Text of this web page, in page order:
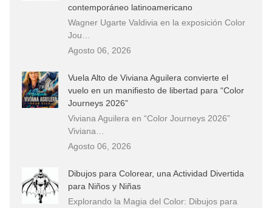
contemporáneo latinoamericano
Wagner Ugarte Valdivia en la exposición Color
Jou…
Agosto 06, 2026
Vuela Alto de Viviana Aguilera convierte el
vuelo en un manifiesto de libertad para “Color
Journeys 2026”
Viviana Aguilera en “Color Journeys 2026”
Viviana…
Agosto 06, 2026
Dibujos para Colorear, una Actividad Divertida
para Niños y Niñas
Explorando la Magia del Color: Dibujos para